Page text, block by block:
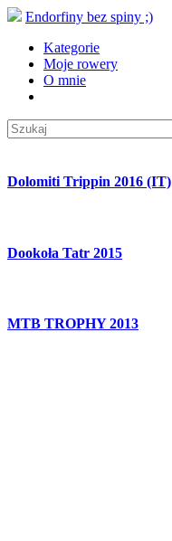
Endorfiny bez spiny ;)
Kategorie
Moje rowery
O mnie
Dolomiti Trippin 2016 (IT)
Dookoła Tatr 2015
MTB TROPHY 2013